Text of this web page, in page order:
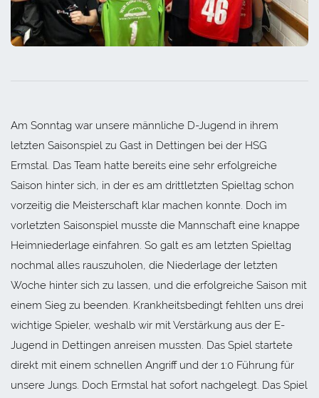
Am Sonntag war unsere männliche D-Jugend in ihrem
letzten Saisonspiel zu Gast in Dettingen bei der HSG
Ermstal. Das Team hatte bereits eine sehr erfolgreiche
Saison hinter sich, in der es am drittletzten Spieltag schon
vorzeitig die Meisterschaft klar machen konnte. Doch im
vorletzten Saisonspiel musste die Mannschaft eine knappe
Heimniederlage einfahren. So galt es am letzten Spieltag
nochmal alles rauszuholen, die Niederlage der letzten
Woche hinter sich zu lassen, und die erfolgreiche Saison mit
einem Sieg zu beenden. Krankheitsbedingt fehlten uns drei
wichtige Spieler, weshalb wir mit Verstärkung aus der E-
Jugend in Dettingen anreisen mussten. Das Spiel startete
direkt mit einem schnellen Angriff und der 1:0 Führung für
unsere Jungs. Doch Ermstal hat sofort nachgelegt. Das Spiel